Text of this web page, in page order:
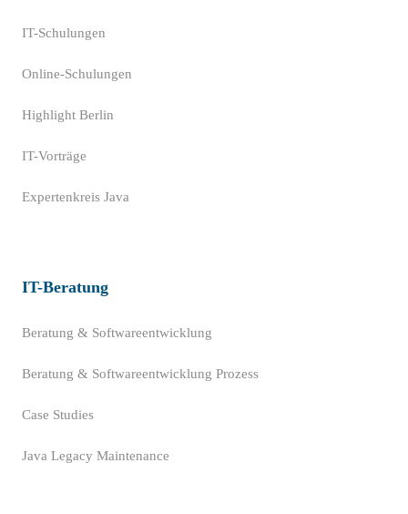
IT-Schulungen
Online-Schulungen
Highlight Berlin
IT-Vorträge
Expertenkreis Java
IT-Beratung
Beratung & Softwareentwicklung
Beratung & Softwareentwicklung Prozess
Case Studies
Java Legacy Maintenance